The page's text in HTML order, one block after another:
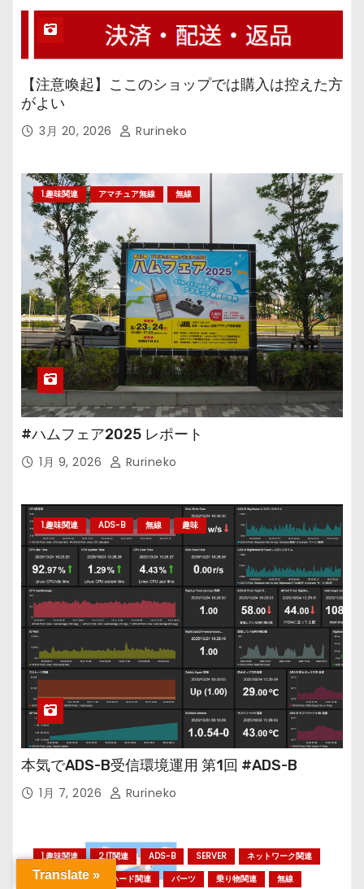
【注意喚起】ここのショップでは購入は控えた方
がよい
3月 20, 2026 Rurineko
1.趣味関連 アマチュア無線 無線
#ハムフェア2025 レポート
1月 9, 2026 Rurineko
1.趣味関連 ADS-B 無線 趣味
本気でADS-B受信環境運用 第1回 #ADS-B
1月 7, 2026 Rurineko
1.趣味関連 2.IT関連 ADS-B SERVER
ネットワーク関連
ハードウェア
ハード関連 パーツ 乗り物関連 無線
Translate »